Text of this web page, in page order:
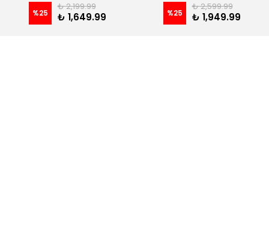
%25
₺ 2,199.99
₺ 1,649.99 %25
₺ 2,599.99
₺ 1,949.99